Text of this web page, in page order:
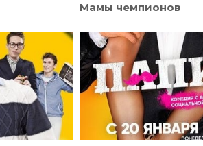
Мамы чемпионов